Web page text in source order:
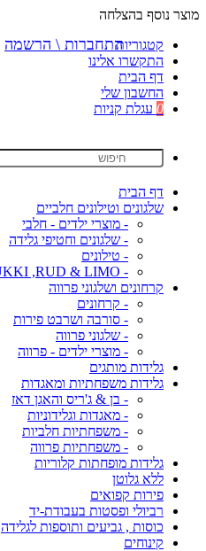
מוצר נוסף בהצלחה
קטגוריות
התקשרו אלינו
דף הבית
החשבון שלי
0 עגלת קניות
דף הבית
שלגונים וטילונים חלביים
- מוצרי ילדים - חלבי
- שלגונים וחטיפי גלידה
- טילונים
- SVALYA ,YUKKI ,RUD & LIMO
קרחונים ושלגוני פרווה
- קרחונים
- סורבה ושרבט פירות
- שלגוני פרווה
- מוצרי ילדים - פרווה
גלידות מותגים
גלידות משפחתיות ומאגדות
- בן & ג'ריס והאגן דאז
- מאגדות וגלידוניות
- משפחתיות חלביות
- משפחתיות פרווה
גלידות מופחתות קלוריות
ללא גלוטן
פירות קפואים
רביולי ופסטות בעבודת-יד
כוסות , גביעים ותוספות לגלידה
קינוחים
התחברות \ הרשמה